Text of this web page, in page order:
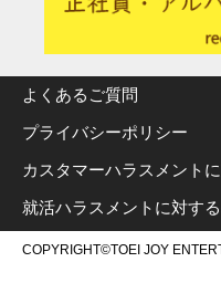
よくあるご質問
プライバシーポリシー
カスタマーハラスメント
就活ハラスメントに対す
COPYRIGHT©TOEI JOY